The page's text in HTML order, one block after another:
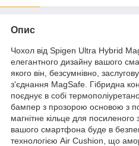
Опис
Чохол від Spigen Ultra Hybrid
елегантного дизайну вашого
якого він, безсумнівно,
з'єднання MagSafe. Гібридна
поєднує в собі
бампер з прозорою основою з
магнітне кільце для
вашого смартфона буде в
технологією Air Cushion, що